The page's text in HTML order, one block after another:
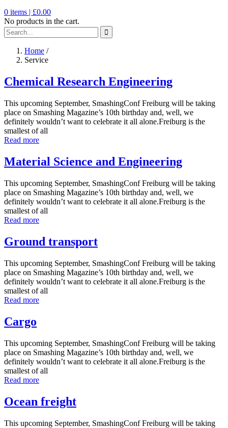
0 items | £0.00
No products in the cart.
Home /
Service
Chemical Research Engineering
This upcoming September, SmashingConf Freiburg will be taking
place on Smashing Magazine’s 10th birthday and, well, we
definitely wouldn’t want to celebrate it all alone.Freiburg is the
smallest of all
Read more
Material Science and Engineering
This upcoming September, SmashingConf Freiburg will be taking
place on Smashing Magazine’s 10th birthday and, well, we
definitely wouldn’t want to celebrate it all alone.Freiburg is the
smallest of all
Read more
Ground transport
This upcoming September, SmashingConf Freiburg will be taking
place on Smashing Magazine’s 10th birthday and, well, we
definitely wouldn’t want to celebrate it all alone.Freiburg is the
smallest of all
Read more
Cargo
This upcoming September, SmashingConf Freiburg will be taking
place on Smashing Magazine’s 10th birthday and, well, we
definitely wouldn’t want to celebrate it all alone.Freiburg is the
smallest of all
Read more
Ocean freight
This upcoming September, SmashingConf Freiburg will be taking